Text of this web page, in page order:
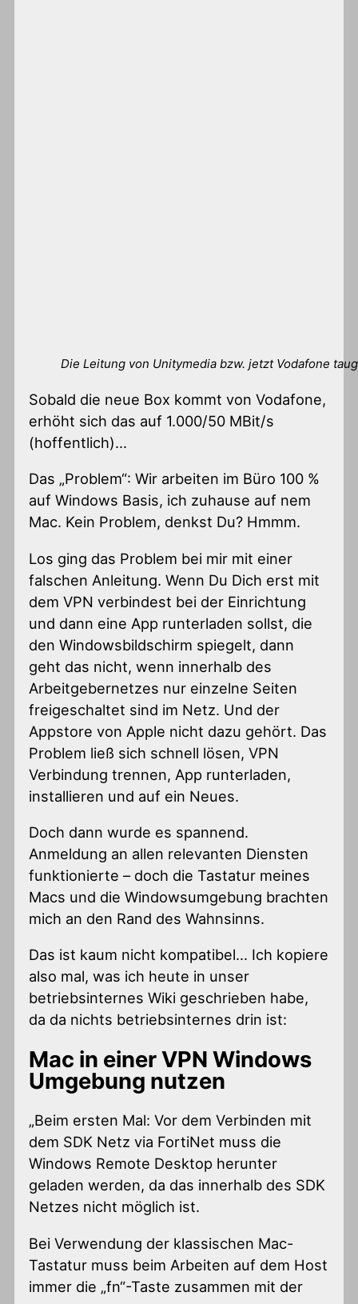
Die Leitung von Unitymedia bzw. jetzt Vodafone
Sobald die neue Box kommt von Vodafone,
erhöht sich das auf 1.000/50 MBit/s
(hoffentlich)…
Das „Problem“: Wir arbeiten im Büro 100 %
auf Windows Basis, ich zuhause auf nem
Mac. Kein Problem, denkst Du? Hmmm.
Los ging das Problem bei mir mit einer
falschen Anleitung. Wenn Du Dich erst mit
dem VPN verbindest bei der Einrichtung
und dann eine App runterladen sollst, die
den Windowsbildschirm spiegelt, dann
geht das nicht, wenn innerhalb des
Arbeitgebernetzes nur einzelne Seiten
freigeschaltet sind im Netz. Und der
Appstore von Apple nicht dazu gehört. Das
Problem ließ sich schnell lösen, VPN
Verbindung trennen, App runterladen,
installieren und auf ein Neues.
Doch dann wurde es spannend.
Anmeldung an allen relevanten Diensten
funktionierte – doch die Tastatur meines
Macs und die Windowsumgebung brachten
mich an den Rand des Wahnsinns.
Das ist kaum nicht kompatibel… Ich kopiere
also mal, was ich heute in unser
betriebsinternes Wiki geschrieben habe,
da da nichts betriebsinternes drin ist:
Mac in einer VPN Windows
Umgebung nutzen
„Beim ersten Mal: Vor dem Verbinden mit
dem SDK Netz via FortiNet muss die
Windows Remote Desktop herunter
geladen werden, da das innerhalb des SDK
Netzes nicht möglich ist.
Bei Verwendung der klassischen Mac-
Tastatur muss beim Arbeiten auf dem Host
immer die „fn“-Taste zusammen mit der